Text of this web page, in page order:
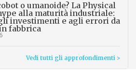
o umanoide? La Physical
alla maturità industriale:
investimenti e agli errori da
fabbrica
Vedi tutti gli approfondimenti >